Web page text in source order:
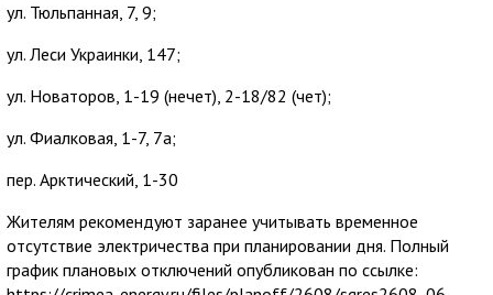
ул. Тюльпанная, 7, 9;
ул. Леси Украинки, 147;
ул. Новаторов, 1-19 (нечет), 2-18/82 (чет);
ул. Фиалковая, 1-7, 7а;
пер. Арктический, 1-30
Жителям рекомендуют заранее учитывать временное
отсутствие электричества при планировании дня. Полный
график плановых отключений опубликован по ссылке: